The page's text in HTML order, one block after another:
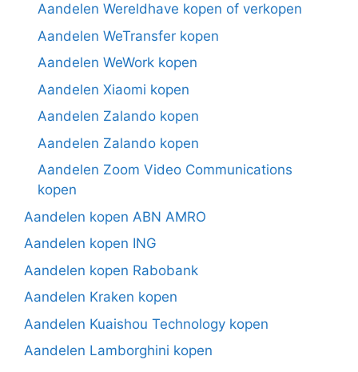
Aandelen Wereldhave kopen of verkopen
Aandelen WeTransfer kopen
Aandelen WeWork kopen
Aandelen Xiaomi kopen
Aandelen Zalando kopen
Aandelen Zalando kopen
Aandelen Zoom Video Communications
kopen
Aandelen kopen ABN AMRO
Aandelen kopen ING
Aandelen kopen Rabobank
Aandelen Kraken kopen
Aandelen Kuaishou Technology kopen
Aandelen Lamborghini kopen